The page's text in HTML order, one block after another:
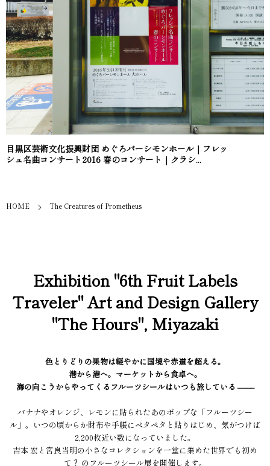
目黒区芸術文化振興財団 めぐろパーシモンホール｜フレッ
シュ名曲コンサート2016 春のコンサート｜クラシ...
HOME The Creatures of Prometheus
Exhibition "6th Fruit Labels
Traveler" Art and Design Gallery
"The Hours", Miyazaki
色とりどりの果物は軽やかに国境や赤道を超える。
港から港へ。マーケットから食卓へ。
海の向こうからやってくるフルーツシールはいつも旅している ––––
バナナやオレンジ、レモンに貼られたあのポップな「フルーツシー
ル」。いつの頃からか財布や手帳にペタペタと貼りはじめ、気がつけば
2,200枚近い数になっていました。
吉本 宏と宮良当明の小さなコレクションを一堂に集めた世界でも初め
て？ のフルーツシール展を開催します。